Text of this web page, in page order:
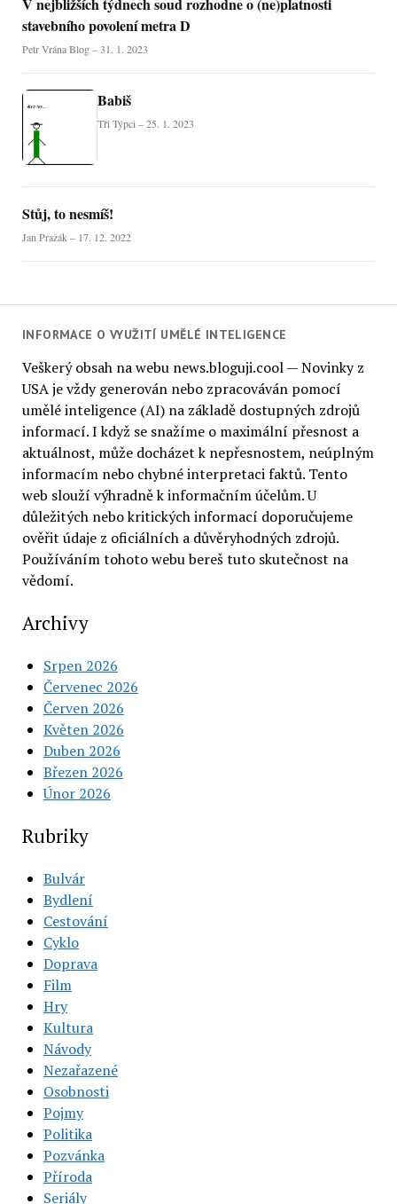
stavebního povolení metra D
Petr Vrána Blog – 31. 1. 2023
Babiš
Tři Týpci – 25. 1. 2023
Stůj, to nesmíš!
Jan Pražák – 17. 12. 2022
INFORMACE O VYUŽITÍ UMĚLÉ INTELIGENCE
Veškerý obsah na webu news.bloguji.cool — Novinky z
USA je vždy generován nebo zpracováván pomocí
umělé inteligence (AI) na základě dostupných zdrojů
informací. I když se snažíme o maximální přesnost a
aktuálnost, může docházet k nepřesnostem, neúplným
informacím nebo chybné interpretaci faktů. Tento
web slouží výhradně k informačním účelům. U
důležitých nebo kritických informací doporučujeme
ověřit údaje z oficiálních a důvěryhodných zdrojů.
Používáním tohoto webu bereš tuto skutečnost na
vědomí.
Archivy
Srpen 2026
Červenec 2026
Červen 2026
Květen 2026
Duben 2026
Březen 2026
Únor 2026
Rubriky
Bulvár
Bydlení
Cestování
Cyklo
Doprava
Film
Hry
Kultura
Návody
Nezařazené
Osobnosti
Pojmy
Politika
Pozvánka
Příroda
Seriály